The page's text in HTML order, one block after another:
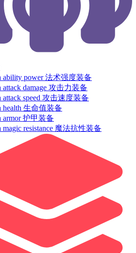
法术强度装备
攻击力装备
攻击速度装备
生命值装备
护甲装备
魔法抗性装备